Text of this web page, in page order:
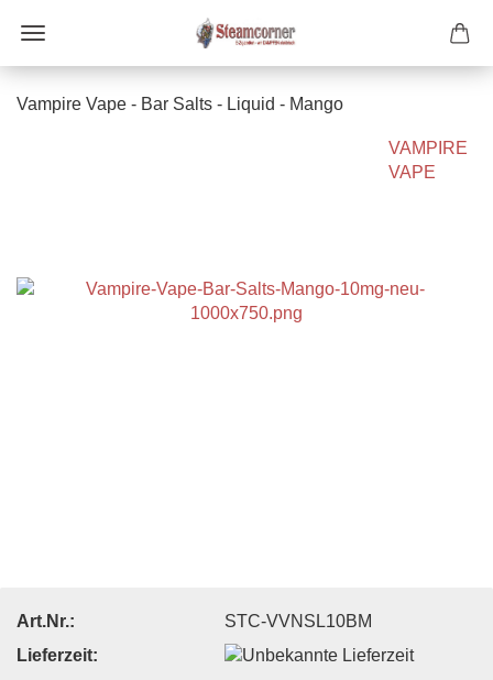
Vampire Vape - Bar Salts - Liquid - Mango
VAMPIRE
VAPE
Art.Nr.:
STC-VVNSL10BM
Lieferzeit: